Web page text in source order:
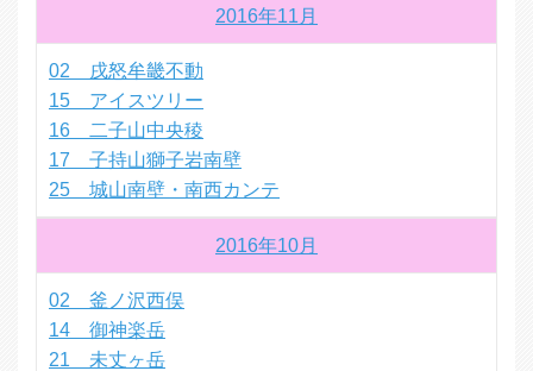
2016年11月
02 戌怒牟畿不動
15 アイスツリー
16 二子山中央稜
17 子持山獅子岩南壁
25 城山南壁・南西カンテ
2016年10月
02 釜ノ沢西俣
14 御神楽岳
21 未丈ヶ岳